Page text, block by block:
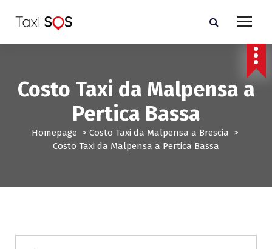
a
Costo Taxi da Malpensa a
Pertica Bassa
Homepage > Costo Taxi da Malpensa a Brescia >
Costo Taxi da Malpensa a Pertica Bassa